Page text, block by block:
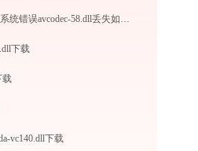
必剪 BCUT.exe系统错误avcodec-58.dll丢失如何解决
下载
载
vc140.dll下载